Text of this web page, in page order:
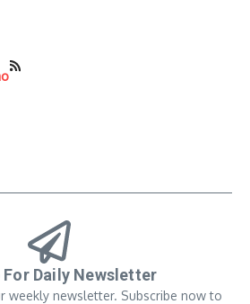
For Daily Newsletter
weekly newsletter. Subscribe now to